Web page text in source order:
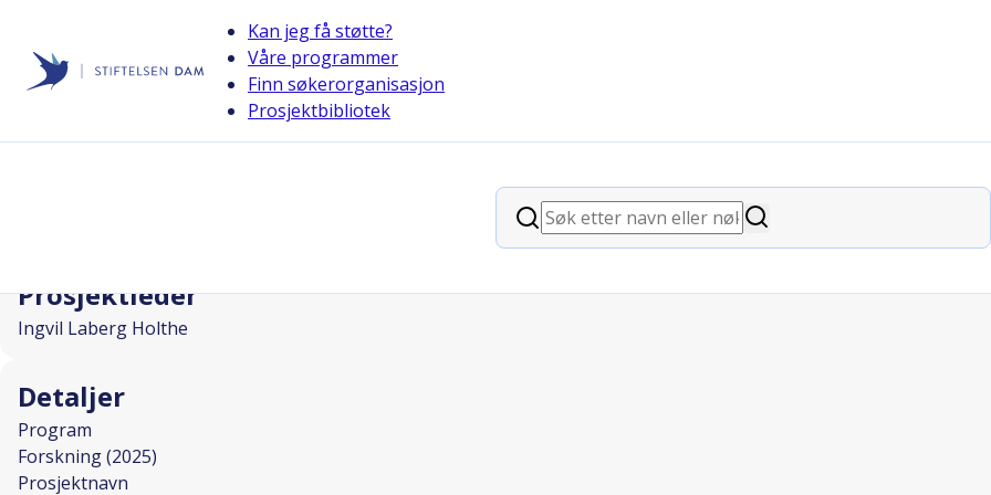
Kan jeg få støtte?
Våre programmer
Finn søkerorganisasjon
Prosjektbibliotek
Søk
Søk
Prosjektleder
Ingvil Laberg Holthe
Detaljer
Program
Forskning (2025)
Prosjektnavn